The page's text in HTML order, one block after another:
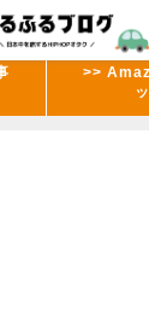
のMCバトル
>>